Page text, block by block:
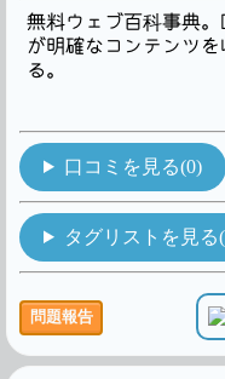
無料ウェブ百科事典
が明確なコンテンツ
る。
口コミを見る(0)
タグリストを見る
問題報告